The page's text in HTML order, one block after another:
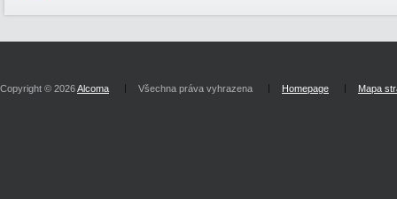
Copyright © 2026Alcoma Všechna práva vyhrazena Homepage Mapa